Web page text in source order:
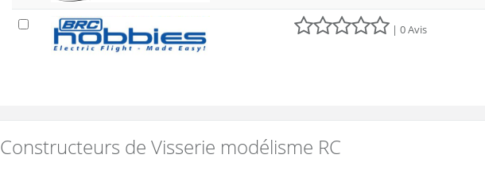
| 0 Avis
Constructeurs de Visserie modélisme RC